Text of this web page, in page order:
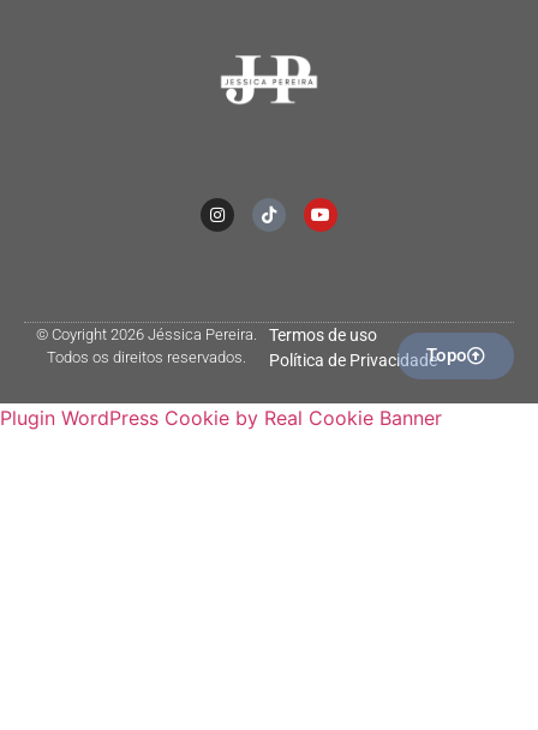
© Coyright 2026 Jéssica Pereira.
Todos os direitos reservados.
Termos de uso
Política de PrivacidadeTopo
Plugin WordPress Cookie by Real Cookie Banner